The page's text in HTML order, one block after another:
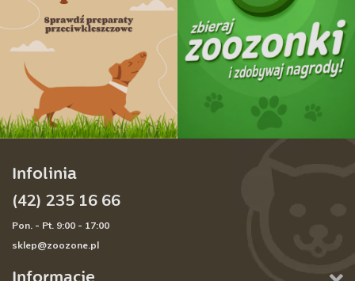
Informacje
Infolinia
(42) 235 16 66
Pon. - Pt. 9:00 - 17:00
sklep@zoozone.pl